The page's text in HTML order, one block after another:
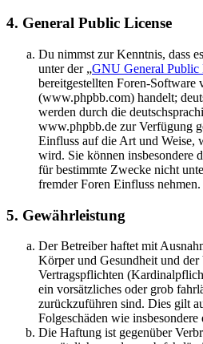
4. General Public License
Du nimmst zur Kenntnis, dass
unter der „GNU General Public
bereitgestellten Foren-
(www.phpbb.com) handelt;
werden durch die
www.phpbb.de zur Verfügung
Einfluss auf die Art und Weise,
wird. Sie können insbesondere
für bestimmte Zwecke nicht
fremder Foren Einfluss nehmen.
5. Gewährleistung
Der Betreiber haftet mit
Körper und Gesundheit und
Vertragspflichten
ein vorsätzliches oder grob
zurückzuführen sind. Dies gilt
Folgeschäden wie
Die Haftung ist gegenüber